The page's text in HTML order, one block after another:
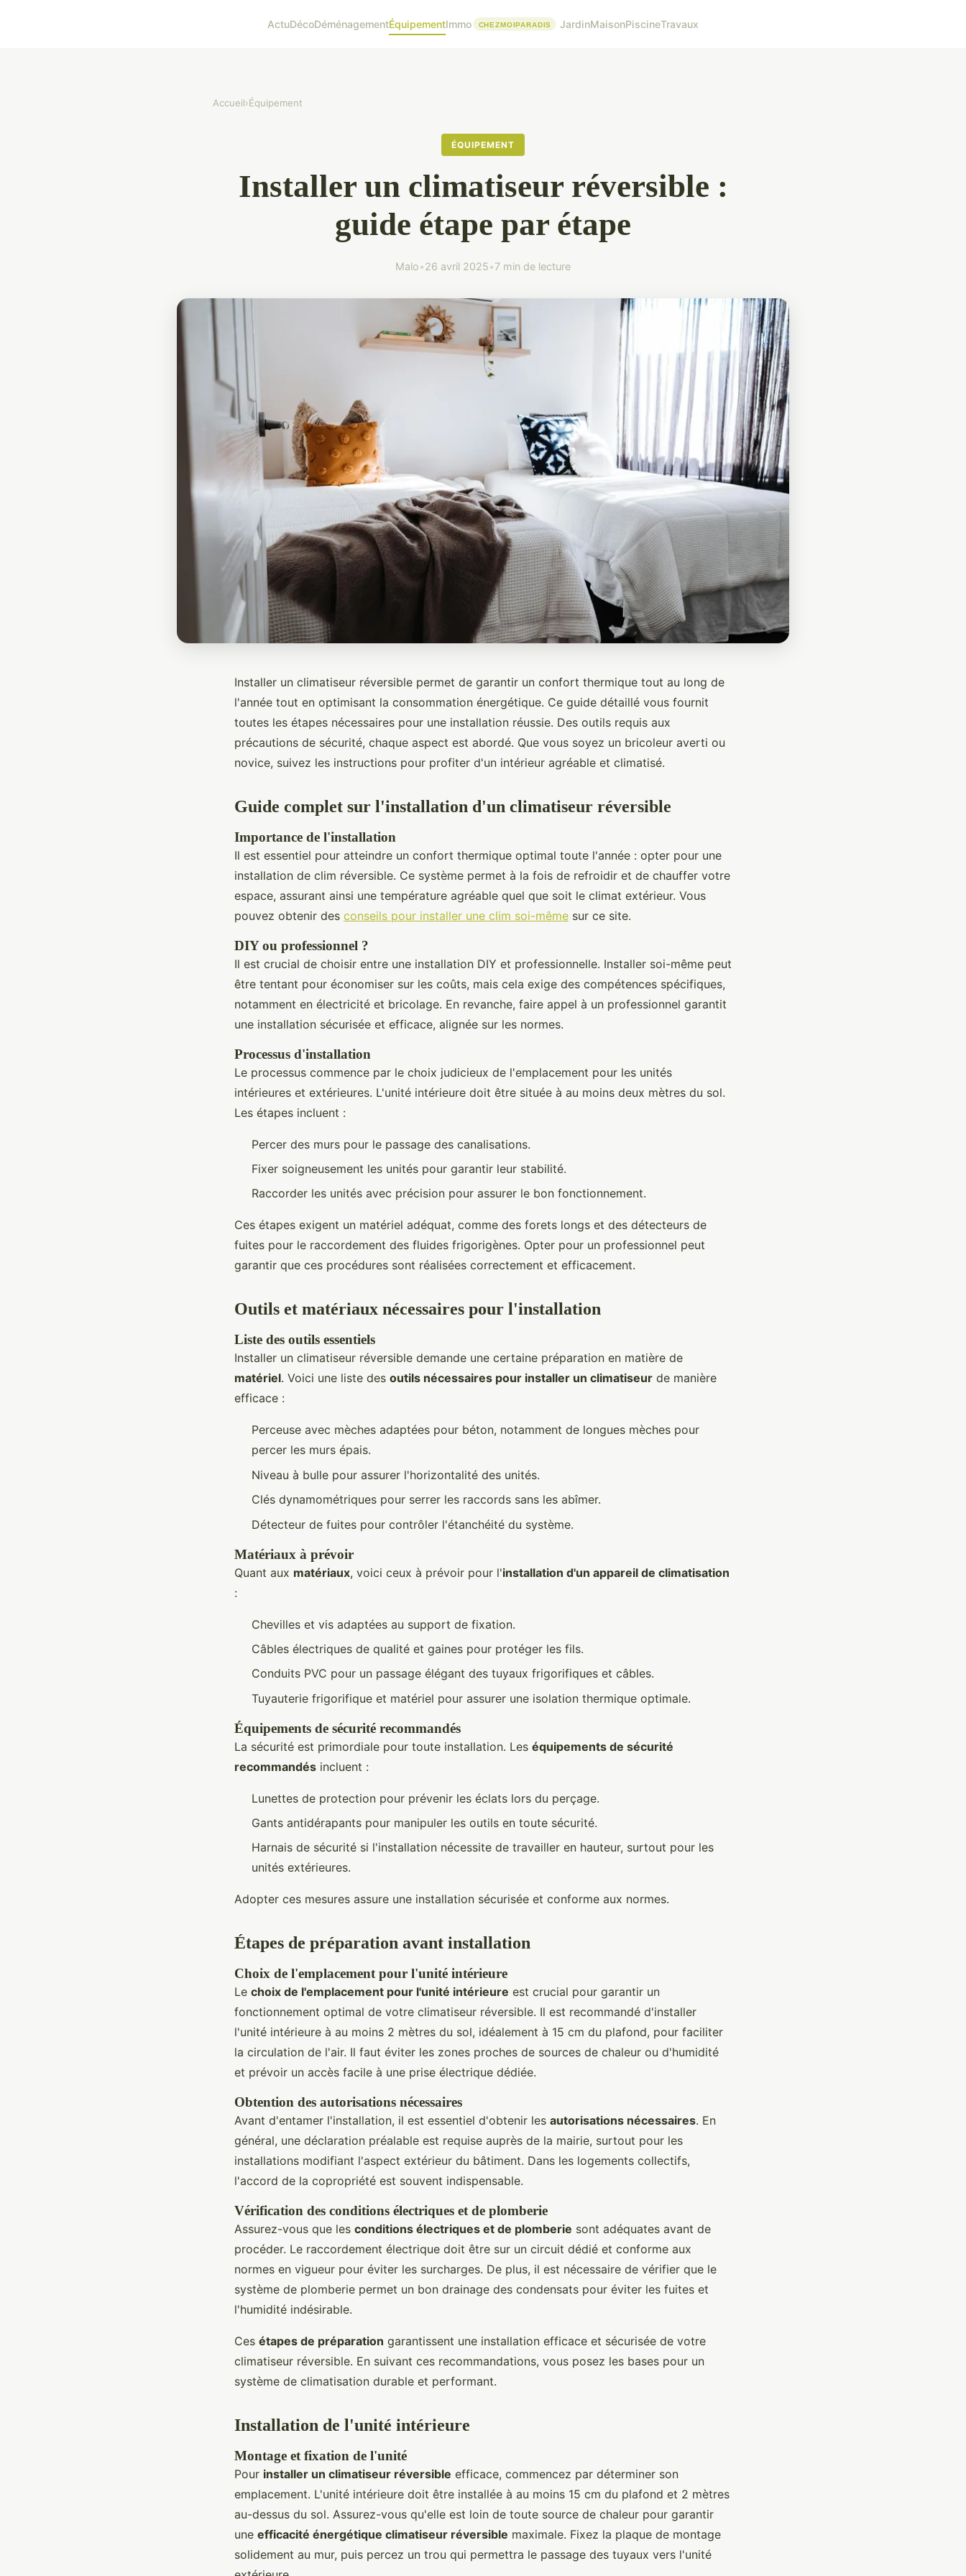
ActuDécoDéménagementÉquipementImmo JardinMaisonPiscineTravaux
Accueil›Équipement
ÉQUIPEMENT
Installer un climatiseur réversible :
guide étape par étape
Malo•26 avril 2025•7 min de lecture
Installer un climatiseur réversible permet de garantir un confort thermique tout au long de
l'année tout en optimisant la consommation énergétique. Ce guide détaillé vous fournit
toutes les étapes nécessaires pour une installation réussie. Des outils requis aux
précautions de sécurité, chaque aspect est abordé. Que vous soyez un bricoleur averti ou
novice, suivez les instructions pour profiter d'un intérieur agréable et climatisé.
Guide complet sur l'installation d'un climatiseur réversible
Importance de l'installation
Il est essentiel pour atteindre un confort thermique optimal toute l'année : opter pour une
installation de clim réversible. Ce système permet à la fois de refroidir et de chauffer votre
espace, assurant ainsi une température agréable quel que soit le climat extérieur. Vous
pouvez obtenir des conseils pour installer une clim soi-même sur ce site.
DIY ou professionnel ?
Il est crucial de choisir entre une installation DIY et professionnelle. Installer soi-même peut
être tentant pour économiser sur les coûts, mais cela exige des compétences spécifiques,
notamment en électricité et bricolage. En revanche, faire appel à un professionnel garantit
une installation sécurisée et efficace, alignée sur les normes.
Processus d'installation
Le processus commence par le choix judicieux de l'emplacement pour les unités
intérieures et extérieures. L'unité intérieure doit être située à au moins deux mètres du sol.
Les étapes incluent :
Percer des murs pour le passage des canalisations.
Fixer soigneusement les unités pour garantir leur stabilité.
Raccorder les unités avec précision pour assurer le bon fonctionnement.
Ces étapes exigent un matériel adéquat, comme des forets longs et des détecteurs de
fuites pour le raccordement des fluides frigorigènes. Opter pour un professionnel peut
garantir que ces procédures sont réalisées correctement et efficacement.
Outils et matériaux nécessaires pour l'installation
Liste des outils essentiels
Installer un climatiseur réversible demande une certaine préparation en matière de
matériel. Voici une liste des outils nécessaires pour installer un climatiseur de manière
efficace :
Perceuse avec mèches adaptées pour béton, notamment de longues mèches pour
percer les murs épais.
Niveau à bulle pour assurer l'horizontalité des unités.
Clés dynamométriques pour serrer les raccords sans les abîmer.
Détecteur de fuites pour contrôler l'étanchéité du système.
Matériaux à prévoir
Quant aux matériaux, voici ceux à prévoir pour l'installation d'un appareil de climatisation
:
Chevilles et vis adaptées au support de fixation.
Câbles électriques de qualité et gaines pour protéger les fils.
Conduits PVC pour un passage élégant des tuyaux frigorifiques et câbles.
Tuyauterie frigorifique et matériel pour assurer une isolation thermique optimale.
Équipements de sécurité recommandés
La sécurité est primordiale pour toute installation. Les équipements de sécurité
recommandés incluent :
Lunettes de protection pour prévenir les éclats lors du perçage.
Gants antidérapants pour manipuler les outils en toute sécurité.
Harnais de sécurité si l'installation nécessite de travailler en hauteur, surtout pour les
unités extérieures.
Adopter ces mesures assure une installation sécurisée et conforme aux normes.
Étapes de préparation avant installation
Choix de l'emplacement pour l'unité intérieure
Le choix de l'emplacement pour l'unité intérieure est crucial pour garantir un
fonctionnement optimal de votre climatiseur réversible. Il est recommandé d'installer
l'unité intérieure à au moins 2 mètres du sol, idéalement à 15 cm du plafond, pour faciliter
la circulation de l'air. Il faut éviter les zones proches de sources de chaleur ou d'humidité
et prévoir un accès facile à une prise électrique dédiée.
Obtention des autorisations nécessaires
Avant d'entamer l'installation, il est essentiel d'obtenir les autorisations nécessaires. En
général, une déclaration préalable est requise auprès de la mairie, surtout pour les
installations modifiant l'aspect extérieur du bâtiment. Dans les logements collectifs,
l'accord de la copropriété est souvent indispensable.
Vérification des conditions électriques et de plomberie
Assurez-vous que les conditions électriques et de plomberie sont adéquates avant de
procéder. Le raccordement électrique doit être sur un circuit dédié et conforme aux
normes en vigueur pour éviter les surcharges. De plus, il est nécessaire de vérifier que le
système de plomberie permet un bon drainage des condensats pour éviter les fuites et
l'humidité indésirable.
Ces étapes de préparation garantissent une installation efficace et sécurisée de votre
climatiseur réversible. En suivant ces recommandations, vous posez les bases pour un
système de climatisation durable et performant.
Installation de l'unité intérieure
Montage et fixation de l'unité
Pour installer un climatiseur réversible efficace, commencez par déterminer son
emplacement. L'unité intérieure doit être installée à au moins 15 cm du plafond et 2 mètres
au-dessus du sol. Assurez-vous qu'elle est loin de toute source de chaleur pour garantir
une efficacité énergétique climatiseur réversible maximale. Fixez la plaque de montage
solidement au mur, puis percez un trou qui permettra le passage des tuyaux vers l'unité